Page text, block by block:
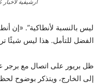
أرشيفية لأخبار YS)
ليس بالنسبة لأنطاكية”. «إن
الفضل للتأمل. هذا ليس شيئًا
ظل بريور على اتصال مع برجر
إلى الخارج، ويتذكر بوضوح